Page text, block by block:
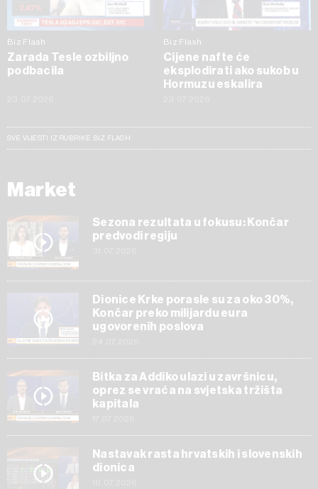
Biz Flash
Zarada Tesle ozbiljno
podbacila
Biz Flash
Cijene nafte će
eksplodirati ako sukob u
Hormuzu eskalira
SVE VIJESTI IZ RUBRIKE BIZ FLASH
Market
Sezona rezultata u fokusu: Končar
predvodi regiju
Dionice Krke porasle su za oko 30%,
Končar preko milijardu eura
ugovorenih poslova
Bitka za Addiko ulazi u završnicu,
oprez se vraća na svjetska tržišta
kapitala
Nastavak rasta hrvatskih i slovenskih
dionica